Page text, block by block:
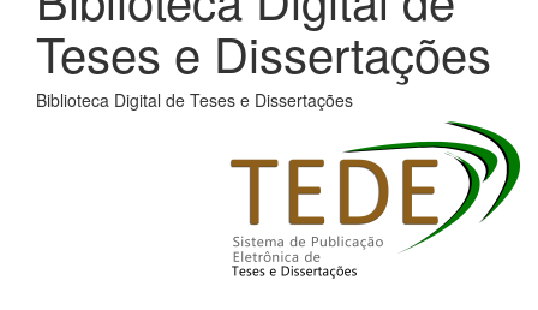
Teses e Dissertações
Biblioteca Digital de Teses e Dissertações